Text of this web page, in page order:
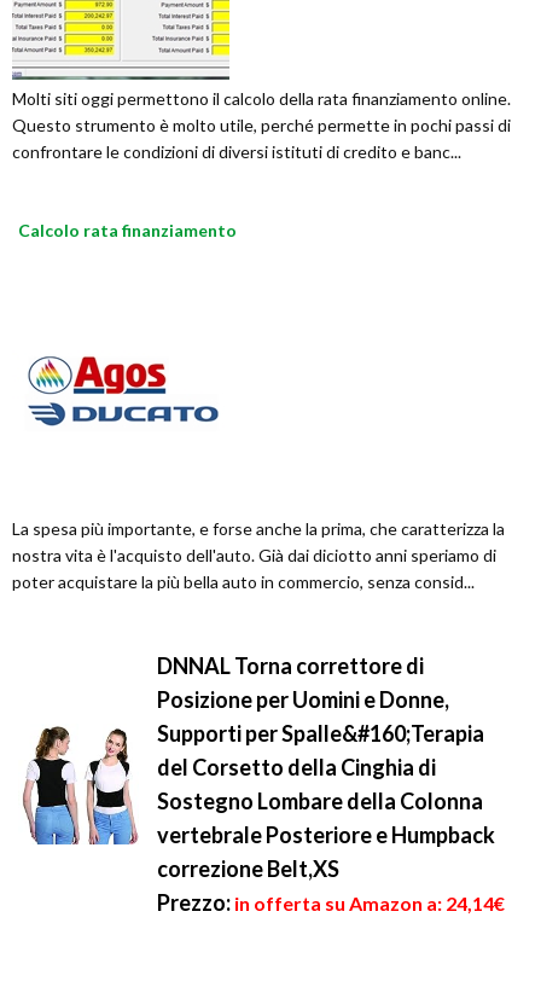
Molti siti oggi permettono il calcolo della rata finanziamento online.
Questo strumento è molto utile, perché permette in pochi passi di
confrontare le condizioni di diversi istituti di credito e banc...
Calcolo rata finanziamento
La spesa più importante, e forse anche la prima, che caratterizza la
nostra vita è l'acquisto dell'auto. Già dai diciotto anni speriamo di
poter acquistare la più bella auto in commercio, senza consid...
DNNAL Torna correttore di
Posizione per Uomini e Donne,
Supporti per Spalle&#160;Terapia
del Corsetto della Cinghia di
Sostegno Lombare della Colonna
vertebrale Posteriore e Humpback
correzione Belt,XS
Prezzo: in offerta su Amazon a: 24,14€